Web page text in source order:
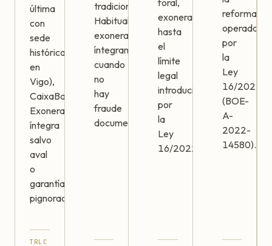
última
con
sede
histórica
en
Vigo),
CaixaBank.
Exoneración
íntegra
salvo
aval
o
garantía
pignorada.
TRLC
tradicional.
Habitualmente
exonerables
íntegramente
cuando
no
hay
fraude
documentado.
foral,
exonerables
hasta
el
límite
legal
introducido
por
la
Ley
16/2022.
reforma
operada
por
la
Ley
16/2022
(BOE-
A-
2022-
14580).